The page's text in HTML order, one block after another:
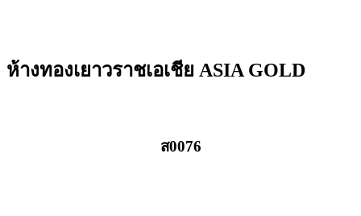
ห้างทองเยาวราชเอเชีย ASIA GOLD
ส0076